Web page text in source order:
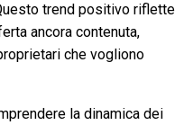
trend positivo riflette
ancora contenuta,
che vogliono
la dinamica dei